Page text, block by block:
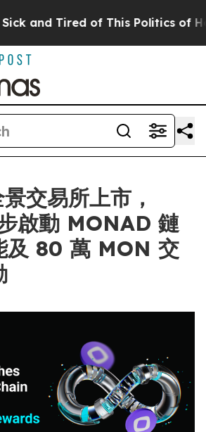
and Tired of This Politics of
交易所上市，
啟動 MONAD 鏈
及 80 萬 MON 交